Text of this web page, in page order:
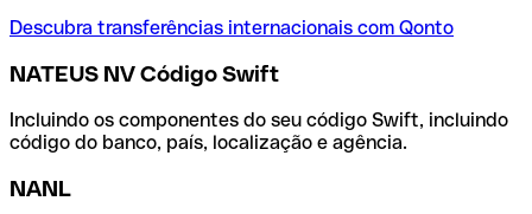
Descubra transferências internacionais com Qonto
NATEUS NV Código Swift
Incluindo os componentes do seu código Swift, incluindo
código do banco, país, localização e agência.
NANL